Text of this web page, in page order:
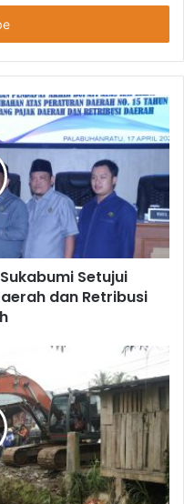
Setujui
dan Retribusi